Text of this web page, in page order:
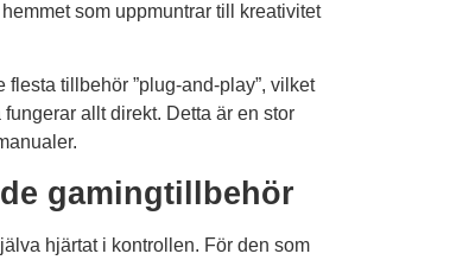
som uppmuntrar till kreativitet
tillbehör ”plug-and-play”, vilket
allt direkt. Detta är en stor
gamingtillbehör
hjärtat i kontrollen. För den som